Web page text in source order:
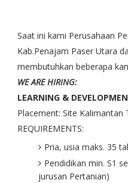
Saat ini kami Perusahaan
Kab.Penajam Paser Utara
membutuhkan beberapa
WE ARE HIRING:
LEARNING &
Placement: Site Kalimantan
REQUIREMENTS:
Pria, usia maks. 35
Pendidikan min. S1
jurusan Pertanian)